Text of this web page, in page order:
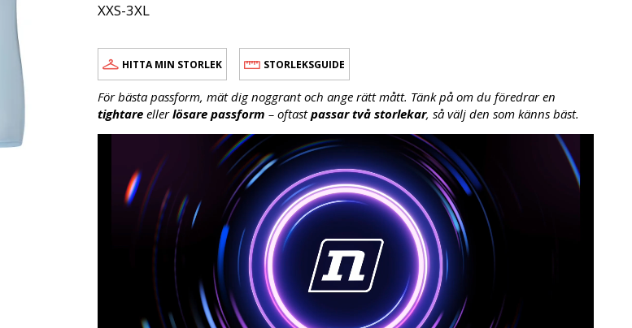
XXS-3XL
HITTA MIN STORLEK STORLEKSGUIDE
För bästa passform, mät dig noggrant och ange rätt mått. Tänk på om du föredrar en
tightare ellerlösare passform – oftastpassar två storlekar, så välj den som känns bäst.